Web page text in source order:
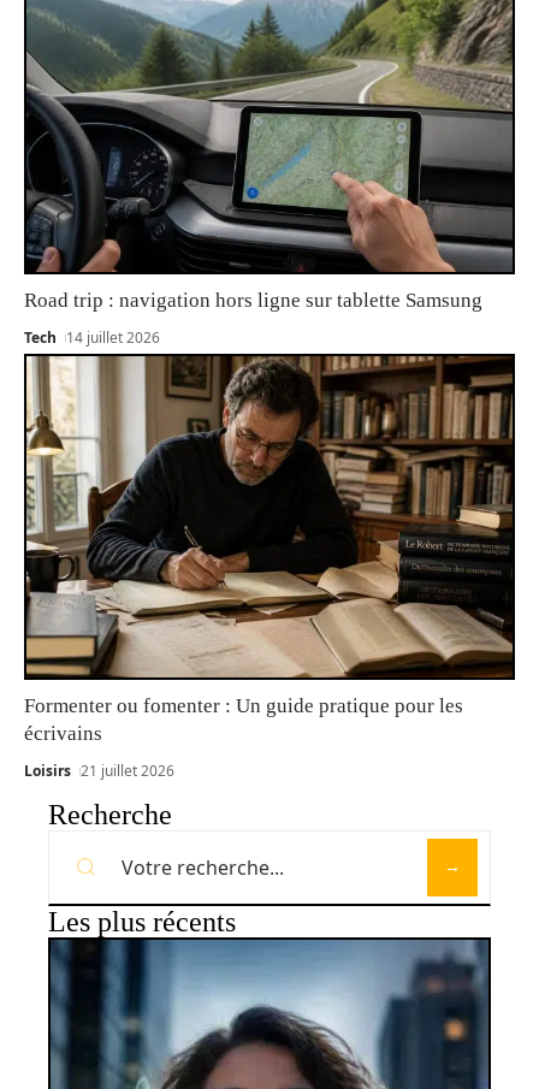
Road trip : navigation hors ligne sur tablette Samsung
Tech 14 juillet 2026
Formenter ou fomenter : Un guide pratique pour les
écrivains
Loisirs 21 juillet 2026
Recherche
Les plus récents